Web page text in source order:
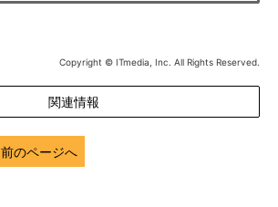
Copyright © ITmedia, Inc. All Rights Reserved.
関連情報
前のページへ